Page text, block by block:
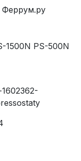
Феррум.ру
1500N РS-500N